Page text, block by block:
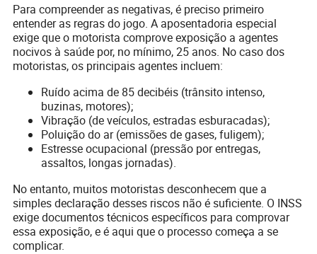
Para compreender as negativas, é preciso primeiro
entender as regras do jogo. A aposentadoria especial
exige que o motorista comprove exposição a agentes
nocivos à saúde por, no mínimo, 25 anos. No caso dos
motoristas, os principais agentes incluem:
Ruído acima de 85 decibéis (trânsito intenso,
buzinas, motores);
Vibração (de veículos, estradas esburacadas);
Poluição do ar (emissões de gases, fuligem);
Estresse ocupacional (pressão por entregas,
assaltos, longas jornadas).
No entanto, muitos motoristas desconhecem que a
simples declaração desses riscos não é suficiente. O INSS
exige documentos técnicos específicos para comprovar
essa exposição, e é aqui que o processo começa a se
complicar.